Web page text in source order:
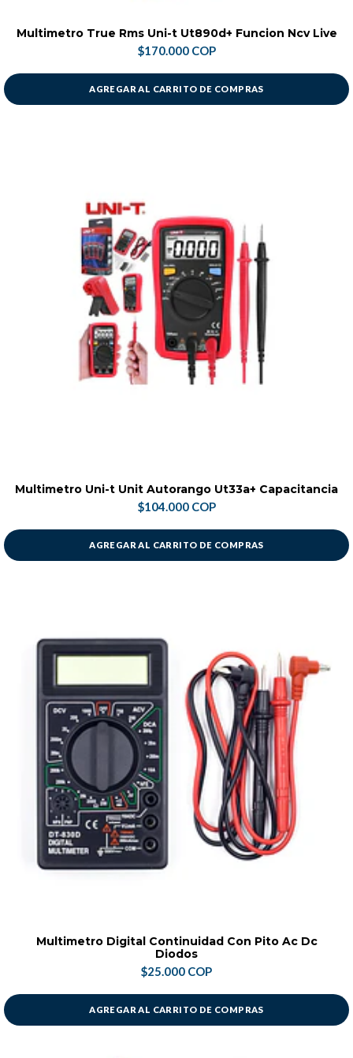
Multimetro True Rms Uni-t Ut890d+ Funcion Ncv Live
$170.000 COP
AGREGAR AL CARRITO DE COMPRAS
Multimetro Uni-t Unit Autorango Ut33a+ Capacitancia
$104.000 COP
AGREGAR AL CARRITO DE COMPRAS
Multimetro Digital Continuidad Con Pito Ac Dc
Diodos
$25.000 COP
AGREGAR AL CARRITO DE COMPRAS